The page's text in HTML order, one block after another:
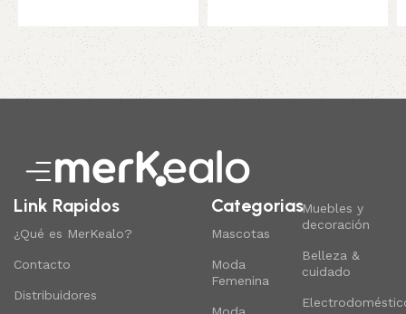
Read More
Link Rapidos
¿Qué es MerKealo?
Contacto
Distribuidores
Categorias
Mascotas
Moda
Femenina
Muebles y
decoración
Belleza &
cuidado